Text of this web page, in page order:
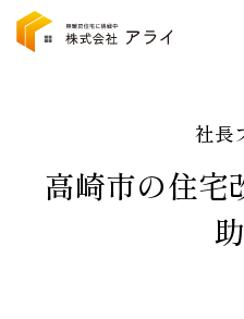
社長
高崎市の住宅